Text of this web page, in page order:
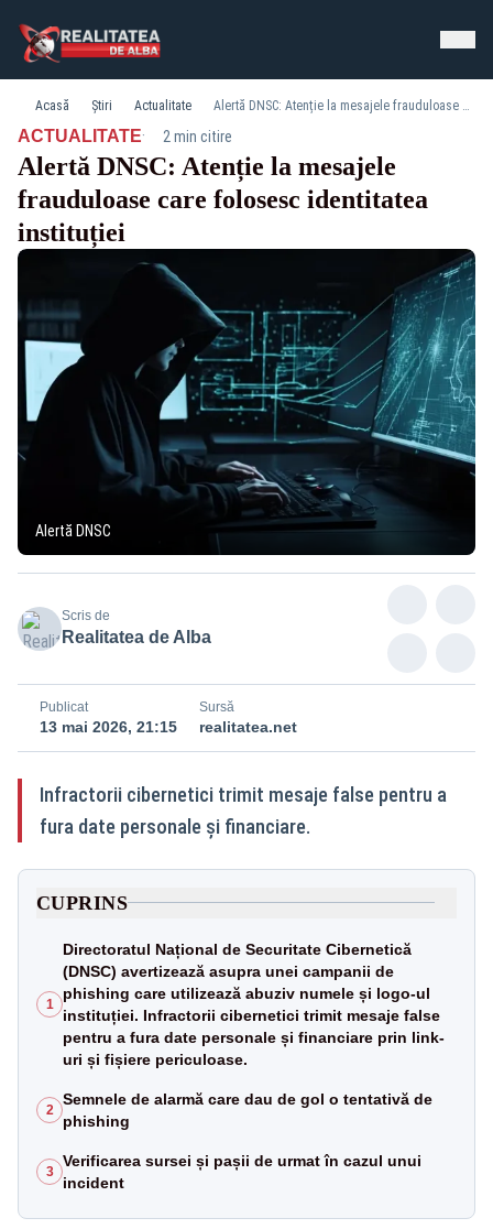
Acasă Știri Actualitate Alertă DNSC: Atenție la mesajele frauduloase care folosesc identitatea instituției
ACTUALITATE· 2 min citire
Alertă DNSC: Atenție la mesajele
frauduloase care folosesc identitatea
instituției
Alertă DNSC
Scris de
Realitatea de Alba
Publicat
13 mai 2026, 21:15
Sursă
realitatea.net
Infractorii cibernetici trimit mesaje false pentru a
fura date personale și financiare.
CUPRINS
1
Directoratul Național de Securitate Cibernetică
(DNSC) avertizează asupra unei campanii de
phishing care utilizează abuziv numele și logo-ul
instituției. Infractorii cibernetici trimit mesaje false
pentru a fura date personale și financiare prin link-
uri și fișiere periculoase.
2
Semnele de alarmă care dau de gol o tentativă de
phishing
3
Verificarea sursei și pașii de urmat în cazul unui
incident